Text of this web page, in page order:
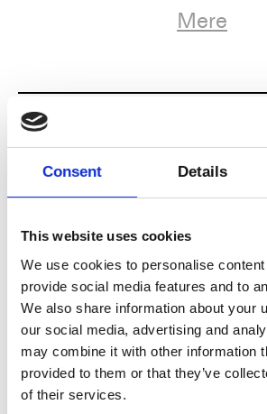
Consent Details
This website uses cookies
We use cookies to personalise
provide social media features and to
We also share information about your
our social media, advertising and
may combine it with other information
provided to them or that they’ve
of their services.
Formålet med denne
Denne træning er
temaerne at falde,
ledende, og
hvad nu…
Vi starter med at ligge
efterfølgende laver vi
en væg. Gulvet og
bl.a. til at øve de
principper og vil
‘medhjælpere’ i første
Mere
Kunstner
Titel
…And then what…
Type
Træning
5.10.2021, 09:30
6.10.2021, 10:00
7.10.2021, 10:00
8.10.2021, 10:00
Varighed
1 time og 30 minutter
Venue
Dansekapellet,
2400 København